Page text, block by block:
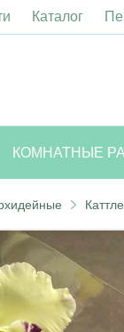
Каталог
КОМНАТНЫЕ